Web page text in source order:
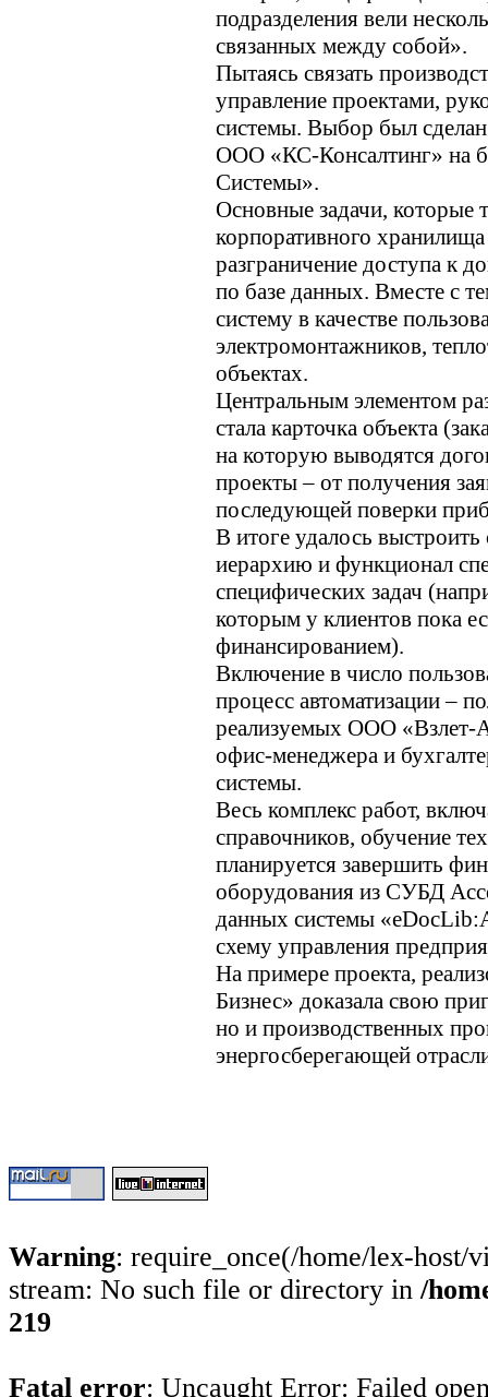
подразделения вели
связанных между собой».
Пытаясь связать
управление проектами,
системы. Выбор был
ООО «КС-Консалтинг» на
Системы».
Основные задачи, которые
корпоративного
разграничение доступа к
по базе данных. Вместе с
систему в качестве
электромонтажников,
объектах.
Центральным элементом
стала карточка объекта
на которую выводятся
проекты – от получения
последующей поверки
В итоге удалось
иерархию и функционал
специфических задач
которым у клиентов пока
финансированием).
Включение в число
процесс автоматизации –
реализуемых ООО «Взлет-
офис-менеджера и
системы.
Весь комплекс работ,
справочников, обучение
планируется завершить
оборудования из СУБД
данных системы
схему управления
На примере проекта,
Бизнес» доказала свою
но и производственных
энергосберегающей
Warning: require_once(/home/lex-host/
stream: No such file or directory in /
219
Fatal error: Uncaught Error: Failed